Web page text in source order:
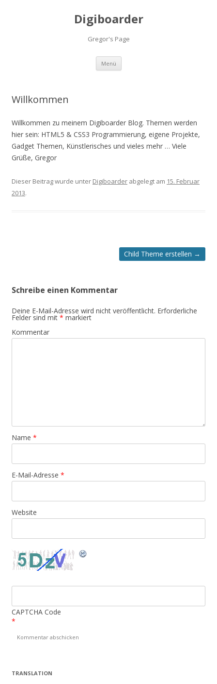
Digiboarder
Gregor's Page
Menü Zum
springen
Willkommen
Willkommen zu meinem Digiboarder Blog. Themen werden
hier sein: HTML5 & CSS3 Programmierung, eigene Projekte,
Gadget Themen, Künstlerisches und vieles mehr … Viele
Grüße, Gregor
Dieser Beitrag wurde unter Digiboarder abgelegt am 15. Februar
2013.
Child Theme erstellen →
Schreibe einen Kommentar
Deine E-Mail-Adresse wird nicht veröffentlicht. Erforderliche
Felder sind mit * markiert
Kommentar
Name *
E-Mail-Adresse *
Website
CAPTCHA Code
*
TRANSLATION